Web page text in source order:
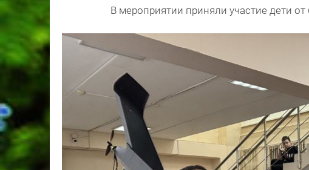
В мероприятии приняли участие дети от